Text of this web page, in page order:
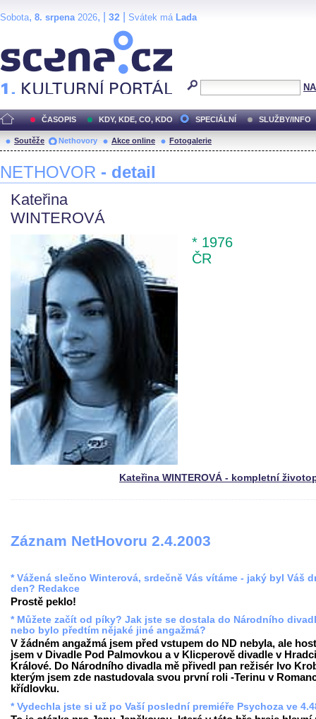
Sobota, 8. srpena2026, | 32 Svátek má Lada
ČASOPIS KDY, KDE, CO, KDO SPECIÁLNÍ SLUŽBY/INFO
Soutěže Nethovory Akce online Fotogalerie
NETHOVOR - detail
Kateřina
WINTEROVÁ
* 1976
ČR
Kateřina WINTEROVÁ - kompletní
Záznam NetHovoru 2.4.2003
* Vážená slečno Winterová, srdečně Vás vítáme - jaký byl Váš
den? Redakce
Prostě peklo!
* Můžete začít od píky? Jak jste se dostala do Národního
nebo bylo předtím nějaké jiné angažmá?
V žádném angažmá jsem před vstupem do ND nebyla, ale
jsem v Divadle Pod Palmovkou a v Klicperově divadle v Hradci
Králové. Do Národního divadla mě přivedl pan režisér Ivo
kterým jsem zde nastudovala svou první roli -Terinu v
křídlovku.
* Vydechla jste si už po Vaší poslední premiéře Psychoza ve